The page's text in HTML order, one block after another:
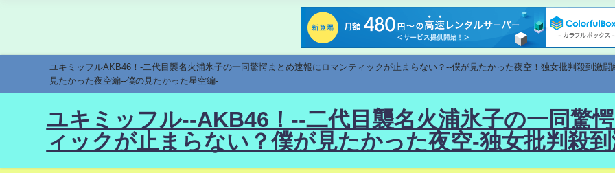
ユキミッフルAKB46！-二代目襲名火浦氷子の一同驚愕まとめ速報にロマンティックが止まらない？--僕が見たかった夜空！独女批判殺到激
見たかった夜空編--僕の見たかった星空編-
ユキミッフル--AKB46！--二代目襲名火浦氷子の一同驚
ィックが止まらない？僕が見たかった夜空-独女批判殺